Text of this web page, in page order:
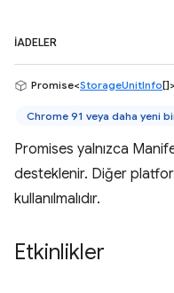
İADELER
Promise<StorageUnitInfo[]>
Chrome 91 veya daha yeni
Promises yalnızca
desteklenir. Diğer
kullanılmalıdır.
Etkinlikler